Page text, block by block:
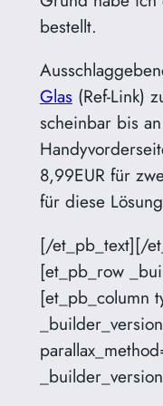
bestellt.
Glas(Ref-Link)
scheinbar bis
8,99EUR für
für diese
[/et_pb_text][/
[et_pb_row
[et_pb_column